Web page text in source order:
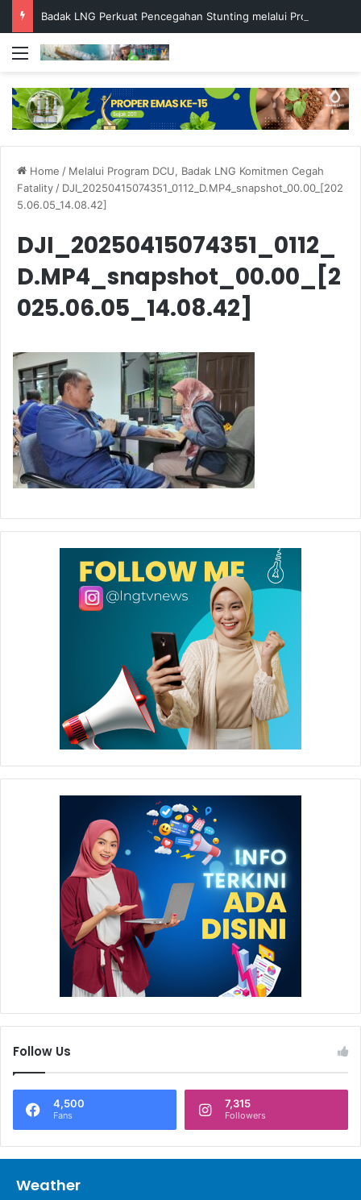
Menu
Home / Melalui Program DCU, Badak LNG Komitmen Cegah
Fatality/ DJI_20250415074351_0112_D.MP4_snapshot_00.00_[202
5.06.05_14.08.42]
DJI_20250415074351_0112_
D.MP4_snapshot_00.00_[2
025.06.05_14.08.42]
Follow Us
4,500
Fans
7,315
Followers
Weather